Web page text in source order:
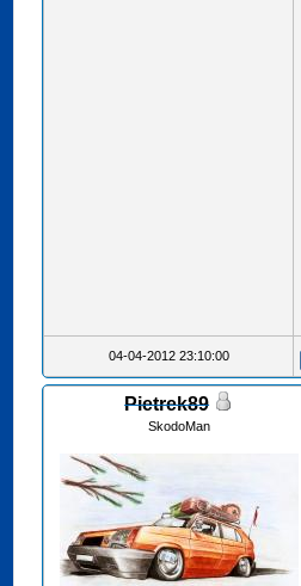
04-04-2012 23:10:00
Pietrek89
SkodoMan